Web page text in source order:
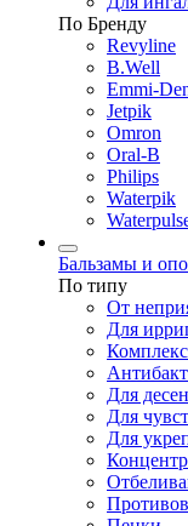
По Бренду
Revyline
B.Well
Emmi-
Jetpik
Omron
Oral-B
Philips
Waterpik
Бальзамы и
По типу
От
Для
Для десен
Для
Для